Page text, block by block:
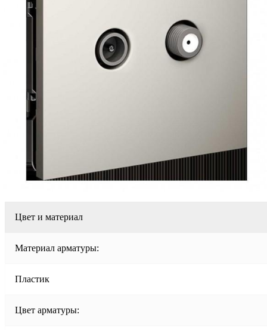
Цвет и материал
Материал арматуры:
Пластик
Цвет арматуры: